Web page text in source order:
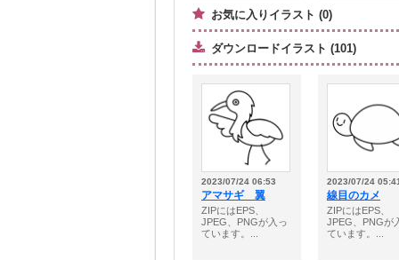
お気に入りイラスト (0)
ダウンロードイラスト (101)
2023/07/24 06:53
アマサギ 翼
ZIPにはEPS、
JPEG、PNGが入っ
ています。...
2023/07/24
線目のカメ
ZIPにはEPS、
JPEG、PNGが
ています。...